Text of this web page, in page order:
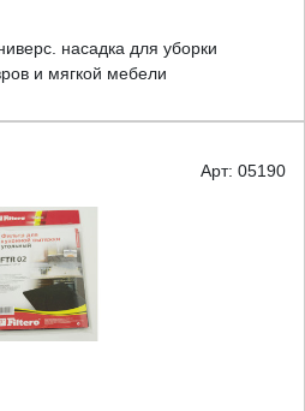
насадка для уборки
и мягкой мебели
Арт: 05190